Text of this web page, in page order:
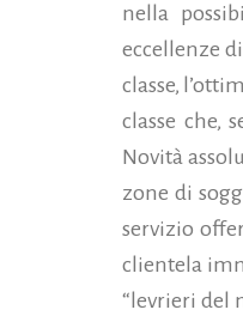
nella
eccellenze
classe,
classe che,
Novità
zone di
servizio
clientela
“levrieri del